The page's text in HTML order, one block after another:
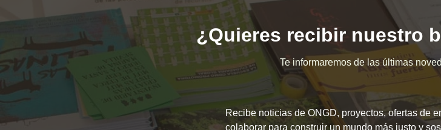
¿Quieres recibir nuestro
Te informaremos de las últimas
Recibe noticias de ONGD, proyectos, ofertas de
colaborar para construir un mundo más justo y